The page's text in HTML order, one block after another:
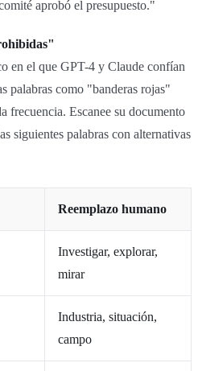
aprobó el presupuesto."
en el que GPT-4 y Claude confían
palabras como "banderas rojas"
frecuencia. Escanee su documento
siguientes palabras con alternativas
Reemplazo humano
Investigar, explorar,
mirar
Industria, situación,
campo